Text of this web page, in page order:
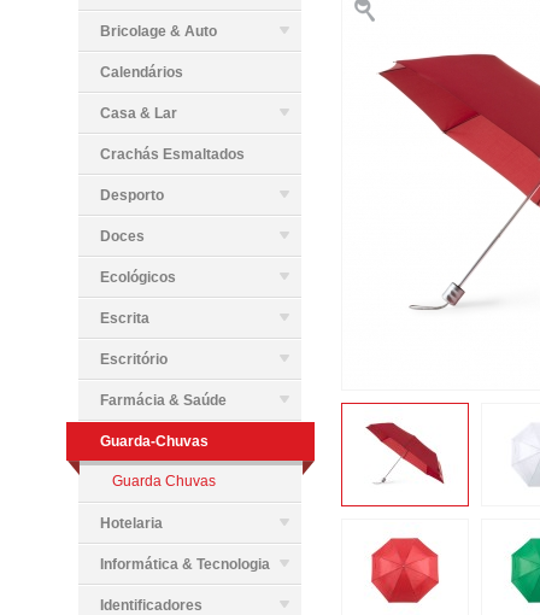
Bricolage & Auto
Calendários
Casa & Lar
Crachás Esmaltados
Desporto
Doces
Ecológicos
Escrita
Escritório
Farmácia & Saúde
Guarda-Chuvas
Guarda Chuvas
Hotelaria
Informática & Tecnologia
Identificadores